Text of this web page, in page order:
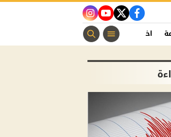
facebook
twitter
youtube
instagram
اخبار الفن منوعات مسيحية